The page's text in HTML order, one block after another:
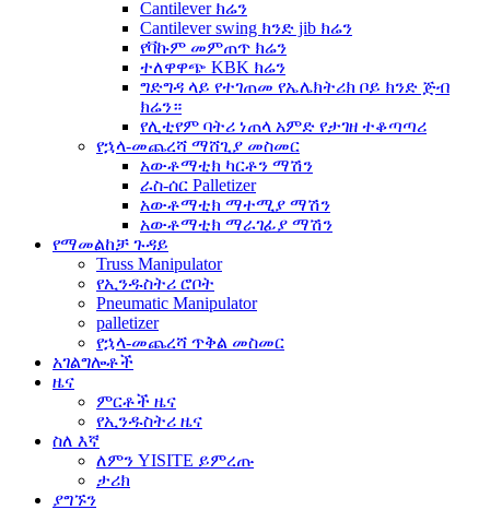
Cantilever ክሬን
Cantilever swing ክንድ jib ክሬን
የቫኩም መምጠጥ ክሬን
ተለዋዋጭ KBK ክሬን
ግድግዳ ላይ የተገጠመ የኤሌክትሪክ ቦይ ክንድ ጅብ
ክሬን።
የሊቲየም ባትሪ ነጠላ አምድ የታገዘ ተቆጣጣሪ
የኋላ-መጨረሻ ማሸጊያ መስመር
አውቶማቲክ ካርቶን ማሽን
ራስ-ሰር Palletizer
አውቶማቲክ ማተሚያ ማሽን
አውቶማቲክ ማራገፊያ ማሽን
የማመልከቻ ጉዳይ
Truss Manipulator
የኢንዱስትሪ ሮቦት
Pneumatic Manipulator
palletizer
የኋላ-መጨረሻ ጥቅል መስመር
አገልግሎቶች
ዜና
ምርቶች ዜና
የኢንዱስትሪ ዜና
ስለ እኛ
ለምን YISITE ይምረጡ
ታሪክ
ያግኙን